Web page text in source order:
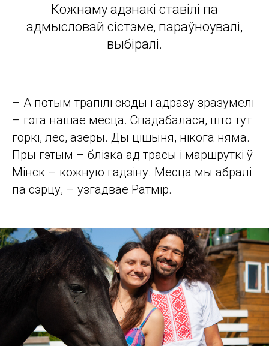
Кожнаму адзнакі ставілі па
адмысловай сістэме, параўноувалі,
выбіралі.
– А потым трапілі сюды і адразу зразумелі
– гэта нашае месца. Спадабалася, што тут
горкі, лес, азёры. Ды цішыня, нікога няма.
Пры гэтым – блізка ад трасы і маршруткі ў
Мінск – кожную гадзіну. Месца мы абралі
па сэрцу, – узгадвае Ратмір.